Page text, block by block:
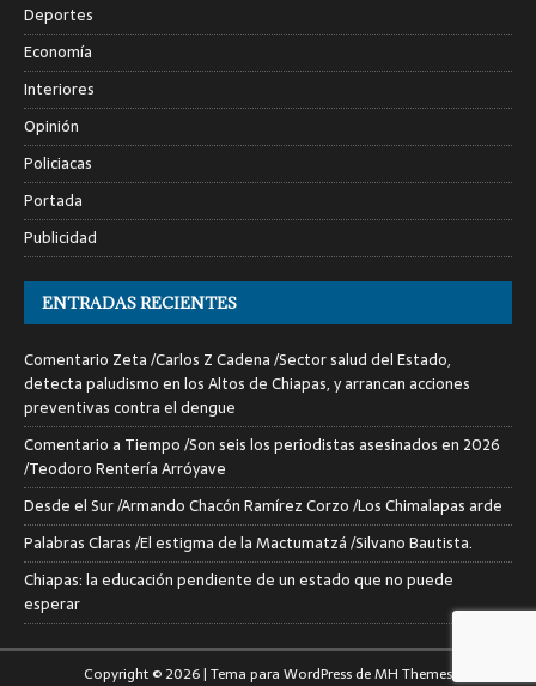
Deportes
Economía
Interiores
Opinión
Policiacas
Portada
Publicidad
ENTRADAS RECIENTES
Comentario Zeta /Carlos Z Cadena /Sector salud del Estado,
detecta paludismo en los Altos de Chiapas, y arrancan acciones
preventivas contra el dengue
Comentario a Tiempo /Son seis los periodistas asesinados en 2026
/Teodoro Rentería Arróyave
Desde el Sur /Armando Chacón Ramírez Corzo /Los Chimalapas arde
Palabras Claras /El estigma de la Mactumatzá /Silvano Bautista.
Chiapas: la educación pendiente de un estado que no puede
esperar
Copyright © 2026 | Tema para WordPress deMH Themes